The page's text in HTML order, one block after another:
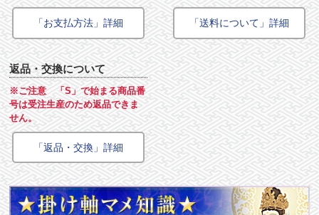
「お支払方法」詳細 「送料について」詳細
返品・交換について
※ご注意 「S」で始まる商品番
号は受注生産のため返品できま
せん。
「返品・交換」詳細